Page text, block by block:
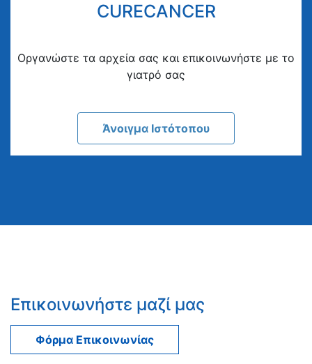
CURECANCER
Οργανώστε τα αρχεία σας και επικοινωνήστε με το
γιατρό σας
Άνοιγμα Ιστότοπου
Επικοινωνήστε μαζί μας
Φόρμα Επικοινωνίας